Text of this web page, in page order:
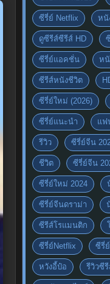
ซีรี่ย์ Netflix หนั
ดูซีรีส์ซีรีส์ HD
ซีรี่ย์แอคชั่น ห
ซีรีส์หนังชีวิต
ซีรี่ย์ใหม่ (2026)
ซีรี่ย์แนะนำ แฟ
รีวิว ซีรี่ย์จีน
ชีวิต ซีรี่ย์จีน
ซีรี่ย์ใหม่ 2024
ซีรี่ย์จีนดราม่า
ซีรีส์โรแมนติก
ซีรี่ย์Netflix ซีรี่
หวังอี้ป๋อ รีวิวซี